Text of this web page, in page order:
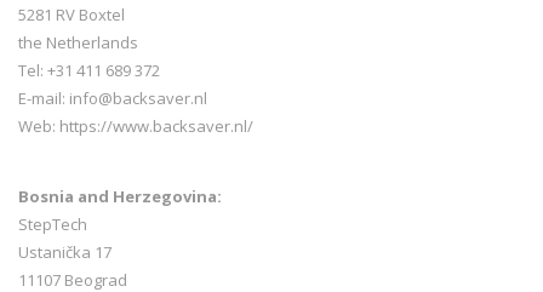
5281 RV Boxtel
the Netherlands
Tel: +31 411 689 372
E-mail: info@backsaver.nl
Web: https://www.backsaver.nl/
Bosnia and Herzegovina:
StepTech
Ustanička 17
11107 Beograd